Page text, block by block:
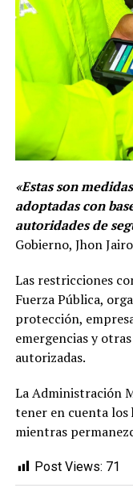
«Estas son
adoptadas con
autoridades de
Gobierno, Jhon
Las restricciones
Fuerza Pública,
protección,
emergencias y
autorizadas.
La Administración
tener en cuenta los
mientras
Post Views: 71